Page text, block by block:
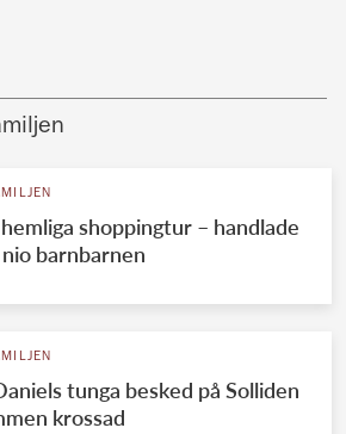
shoppingtur – handlade
barnbarnen
tunga besked på Solliden
krossad